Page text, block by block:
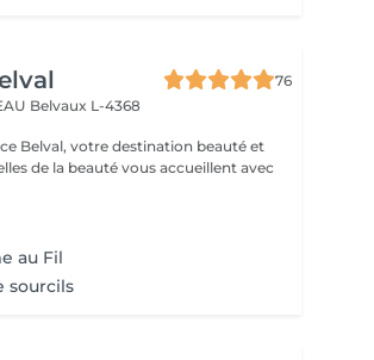
76
Belvaux L-4368
Belval, votre destination beauté et
de la beauté vous accueillent avec
au Fil
sourcils